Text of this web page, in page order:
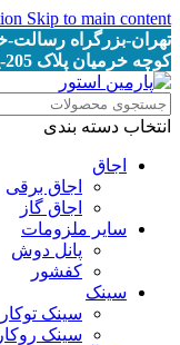
Skip to main content
تهران-بزرگراه
کوچه خرمیان پلاک 205-پارمین استور
انتخاب دسته بندی
اجاق
اجاق برقى
اجاق گاز
سایر ملزومات
پانل دوش
کفشور
سینک
سینک توکار
سینک روکار